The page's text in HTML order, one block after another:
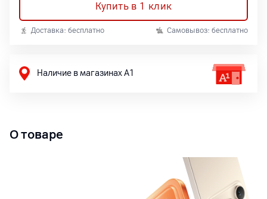
Купить в 1 клик
Доставка: бесплатно Самовывоз: бесплатно
Наличие в магазинах А1
О товаре